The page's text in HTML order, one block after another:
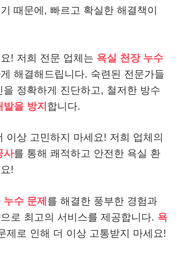
때문에, 빠르고 확실한 해결책이
! 저희 전문 업체는 욕실 천장 누수
해결해드립니다. 숙련된 전문가들
을 정확하게 진단하고, 철저한 방수
발을 방지 합니다.
이상 고민하지 마세요! 저희 업체의
사를 통해 쾌적하고 안전한 욕실 환
!
누수 문제 를 해결한 풍부한 경험과
로 최고의 서비스를 제공합니다. 욕
제로 인해 더 이상 고통받지 마세요!